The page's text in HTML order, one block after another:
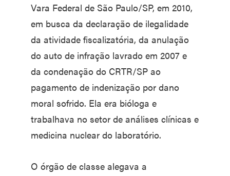
Vara Federal de São Paulo/SP, em 2010,
em busca da declaração de ilegalidade
da atividade fiscalizatória, da anulação
do auto de infração lavrado em 2007 e
da condenação do CRTR/SP ao
pagamento de indenização por dano
moral sofrido. Ela era bióloga e
trabalhava no setor de análises clínicas e
medicina nuclear do laboratório.
O órgão de classe alegava a